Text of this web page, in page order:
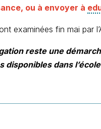
ou à envoyer à
examinées fin mai par
reste une
disponibles dans